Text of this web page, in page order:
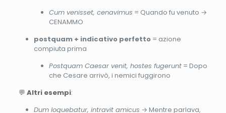
Cum venisset, cenavimus = Quando fu venuto →
CENAMMO
postquam + indicativo perfetto= azione
compiuta prima
Postquam Caesar venit, hostes fugerunt= Dopo
che Cesare arrivò, i nemici fuggirono
💬 Altri esempi:
Dum loquebatur, intravit amicus → Mentre parlava,